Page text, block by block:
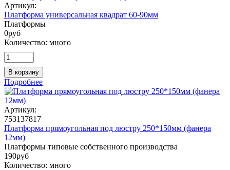
Артикул:
Платформа универсальная квадрат 60-90мм
Платформы
0руб
Количество: много
В корзину
Подробнее
Артикул:
753137817
Платформа прямоугольная под люстру 250*150мм (фанера
12мм)
Платформы типовые собственного производства
190руб
Количество: много